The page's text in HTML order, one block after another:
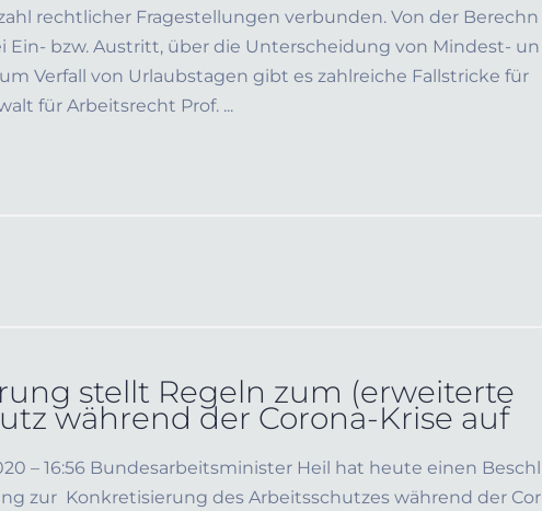
rechtlicher Fragestellungen verbunden. Von der Berechn
Ein- bzw. Austritt, über die Unterscheidung von Mindest- un
Verfall von Urlaubstagen gibt es zahlreiche Fallstricke für
für Arbeitsrecht Prof. ...
stellt Regeln zum (erweiterte
während der Corona-Krise auf
– 16:56 Bundesarbeitsminister Heil hat heute einen Beschl
zur Konkretisierung des Arbeitsschutzes während der Cor